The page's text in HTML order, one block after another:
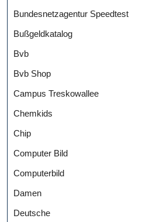
Bundesnetzagentur Speedtest
Bußgeldkatalog
Bvb
Bvb Shop
Campus Treskowallee
Chemkids
Chip
Computer Bild
Computerbild
Damen
Deutsche